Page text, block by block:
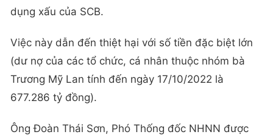
dụng xấu của SCB.
Việc này dẫn đến thiệt hại với số tiền đặc biệt lớn
(dư nợ của các tổ chức, cá nhân thuộc nhóm bà
Trương Mỹ Lan tính đến ngày 17/10/2022 là
677.286 tỷ đồng).
Ông Đoàn Thái Sơn, Phó Thống đốc NHNN được